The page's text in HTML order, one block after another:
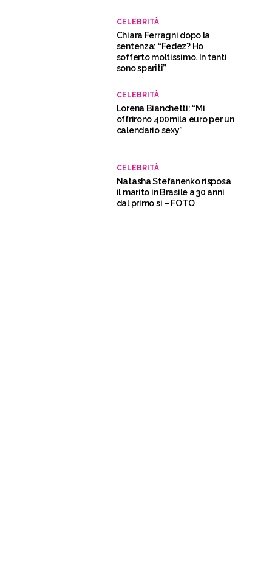
CELEBRITÀ
Chiara Ferragni dopo la
sentenza: “Fedez? Ho
sofferto moltissimo. In tanti
sono spariti”
CELEBRITÀ
Lorena Bianchetti: “Mi
offrirono 400mila euro per un
calendario sexy”
CELEBRITÀ
Natasha Stefanenko risposa
il marito in Brasile a 30 anni
dal primo sì – FOTO